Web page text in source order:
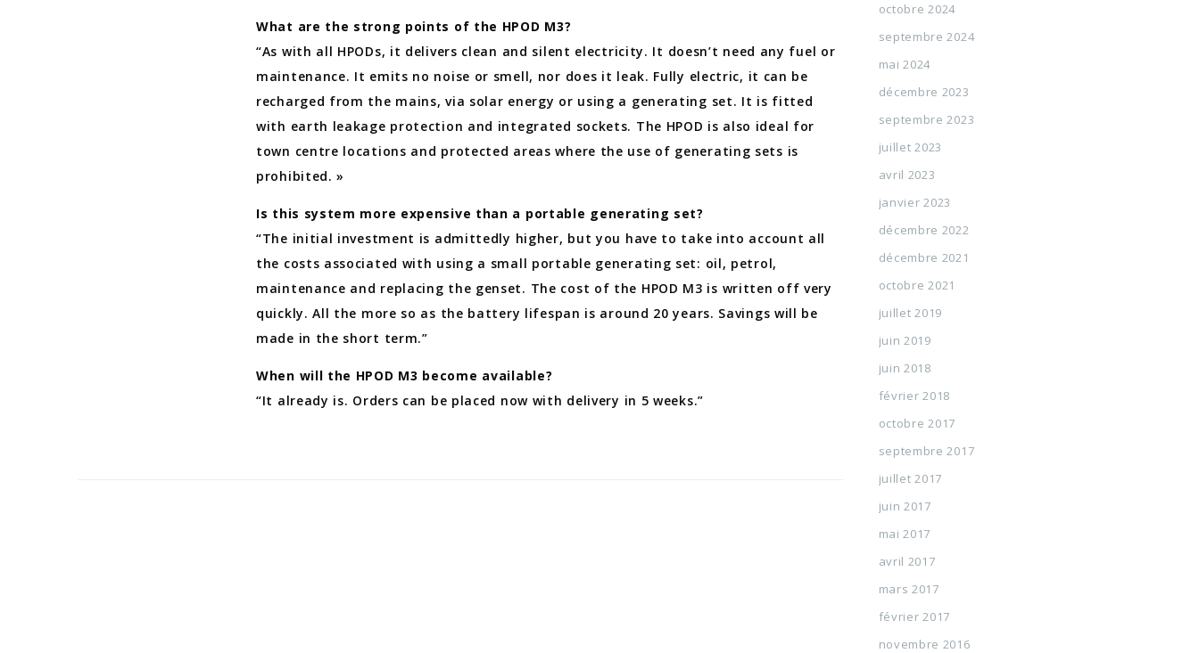
What are the strong points of the HPOD M3?
“As with all HPODs, it delivers clean and silent electricity. It doesn’t need any fuel or
maintenance. It emits no noise or smell, nor does it leak. Fully electric, it can be
recharged from the mains, via solar energy or using a generating set. It is fitted
with earth leakage protection and integrated sockets. The HPOD is also ideal for
town centre locations and protected areas where the use of generating sets is
prohibited. »
Is this system more expensive than a portable generating set?
“The initial investment is admittedly higher, but you have to take into account all
the costs associated with using a small portable generating set: oil, petrol,
maintenance and replacing the genset. The cost of the HPOD M3 is written off very
quickly. All the more so as the battery lifespan is around 20 years. Savings will be
made in the short term.”
When will the HPOD M3 become available?
“It already is. Orders can be placed now with delivery in 5 weeks.”
octobre 2024
septembre 2024
mai 2024
décembre 2023
septembre 2023
juillet 2023
avril 2023
janvier 2023
décembre 2022
décembre 2021
octobre 2021
juillet 2019
juin 2019
juin 2018
février 2018
octobre 2017
septembre 2017
juillet 2017
juin 2017
mai 2017
avril 2017
mars 2017
février 2017
novembre 2016